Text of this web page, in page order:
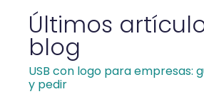
Últimos
blog
USB con logo para empresas:
y pedir